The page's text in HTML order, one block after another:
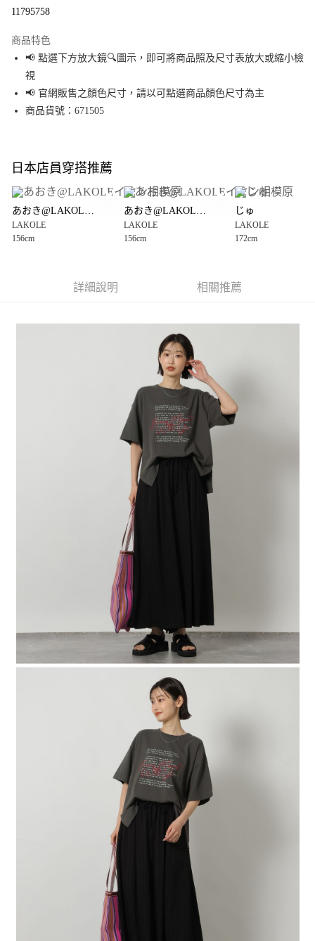
Apple Pay
街口支付
悠遊付
全盈+PAY
大哥付你分期
【大哥付你分期使用說明】
1.本服務由台灣大哥大提供，台灣大哥大用戶可立即使用無須另外申請。
2.付款方式選擇「大哥付你分期」，訂單成立後會自動跳轉到大哥付的交易
3.實際核准額度、可分期數及費用金額請依後續交易確認頁面所載為準。
4.訂單成立30分鐘內，如未前往確認交易或遇審核未通過，訂單將自動取
1.分期款項不併入電信帳單，「大哥付你分期」於每月結算日後寄送繳費提
2.透過簡訊連結打開帳單後，可選擇「超商條碼／台灣大直營門市／銀行轉
帳／街口支付／iPASS MONEY」等通路繳費。
1.本服務係由「台灣大哥大股份有限公司」（以下簡稱本公司）所提供，讓
用戶於交易時，得透過本服務購買商品或服務，並由商店將買賣／分期付款
買賣價金債權讓與本公司後，依約使用本公司帳單繳交帳款。
2.基於同意付款使用「大哥付你分期」之契約關係目的，商店將以您的個人
資料（包含姓名、電話或地址）提供予台灣大哥大進項蒐集、處理及利用，
由本公司與您本人進行分期帳單所需資料之確認、核對及更正。
3.完整用戶服務條款，請詳閱以下連結：
https://oppay.tw/userRule
AFTEE先享後付
３．安心：先確認商品／服務後，再付款。
１．於結帳方式選擇「AFTEE先享後付」後，將跳轉至「AFTEE先享後付」
結帳頁面，進行簡訊認證並確認金額後，即可完成結帳。
２．訂單成立數日內，您將收到繳費通知簡訊。
３．收到繳費通知簡訊後14天內，點擊此簡訊中的連結，可透過四大超商／
ATM／網路銀行／等多元方式進行付款，方視為交易完成。
※ 請注意：結帳手續完成當下不需立刻繳費，但若您需要取消訂單，請聯絡
購買商品的店家。未經商家同意取消之訂單仍視為有效，需透過AFTEE先享
※ 交易是否成功請以「AFTEE先享後付 」之結帳頁面顯示為準，若有關於
是否繳費成功／繳費後需取消欲退款等相關疑問，請聯繫「AFTEE先享後付
https://netprotections.freshdesk.com/support/home
１．透過由恩沛科技股份有限公司提供之「AFTEE先享後付」服務完成之交
易，需依本服務之必要範圍內提供個人資料，並將交易相關給付款項請求債
權轉讓予恩沛科技股份有限公司。
２．關於個人資料處理事宜，請瀏覽以下網址：
https://aftee.tw/terms/#terms3
３．未成年的使用者請事先徵得法定代理人或監護人之同意方可使用
「AFTEE先享後付」，若未經同意申辦者引起之損失，本公司不負相關責
４．使用「AFTEE先享後付」時，將依據個別帳號之用戶狀況，依本公司即
時審查核予不同之上限額度；若仍有額度不足之情形，本公司將視審查結果
請求用戶進行身份認證。
５．嚴禁一人註冊多個帳號或使用他人資訊註冊。若發現惡意使用之情形，
恩沛科技股份有限公司將有權停止該用戶之使用額度並採取法律行動。
每筆NT$80，滿NT$1,500(含以上)免運費
每筆NT$80，滿NT$1,500(含以上)免運費
每筆NT$80，滿NT$1,500(含以上)免運費
每筆NT$80，滿NT$1,500(含以上)免運費
每筆NT$80，滿NT$1,500(含以上)免運費
11795758
商品特色
📢 點選下方放大鏡🔍圖示，即可將商品照及尺寸表放大或縮小檢
視
📢 官網販售之顏色尺寸，請以可點選商品顏色尺寸為主
商品貨號：671505
日本店員穿搭推薦
あおき@LAKOLEイオン相模原
LAKOLE
156cm
あおき@LAKOLEイオン相模原
LAKOLE
156cm
じゅ
LAKOLE
172cm
詳細說明 相關推薦